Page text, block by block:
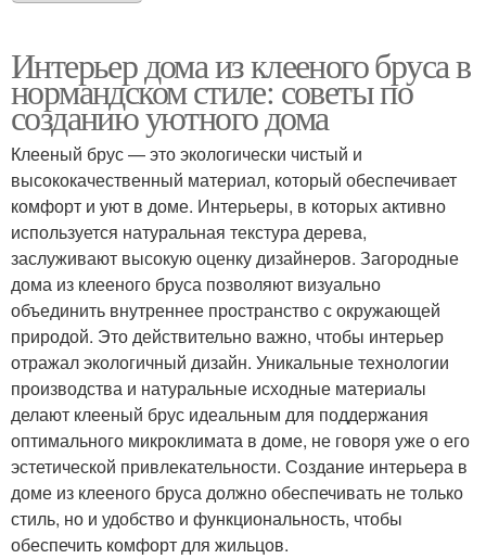
Интерьер дома из клееного бруса в
нормандском стиле: советы по
созданию уютного дома
Клееный брус — это экологически чистый и
высококачественный материал, который обеспечивает
комфорт и уют в доме. Интерьеры, в которых активно
используется натуральная текстура дерева,
заслуживают высокую оценку дизайнеров. Загородные
дома из клееного бруса позволяют визуально
объединить внутреннее пространство с окружающей
природой. Это действительно важно, чтобы интерьер
отражал экологичный дизайн. Уникальные технологии
производства и натуральные исходные материалы
делают клееный брус идеальным для поддержания
оптимального микроклимата в доме, не говоря уже о его
эстетической привлекательности. Создание интерьера в
доме из клееного бруса должно обеспечивать не только
стиль, но и удобство и функциональность, чтобы
обеспечить комфорт для жильцов.